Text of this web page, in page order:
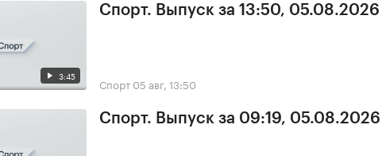
3:45
Спорт. Выпуск за 13:50, 05.08.2026
Спорт 05 авг, 13:50
Спорт. Выпуск за 09:19, 05.08.2026